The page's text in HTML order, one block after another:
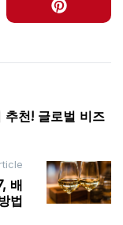
천! 글로벌 비즈
배
법